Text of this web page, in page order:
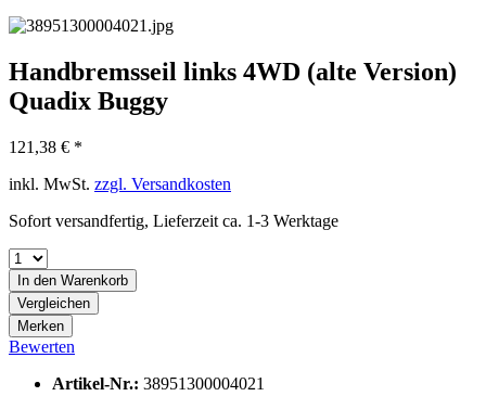
Handbremsseil links 4WD (alte Version)
Quadix Buggy
121,38 € *
inkl. MwSt. zzgl. Versandkosten
Sofort versandfertig, Lieferzeit ca. 1-3 Werktage
In den Warenkorb
Vergleichen
Merken
Bewerten
Artikel-Nr.: 38951300004021